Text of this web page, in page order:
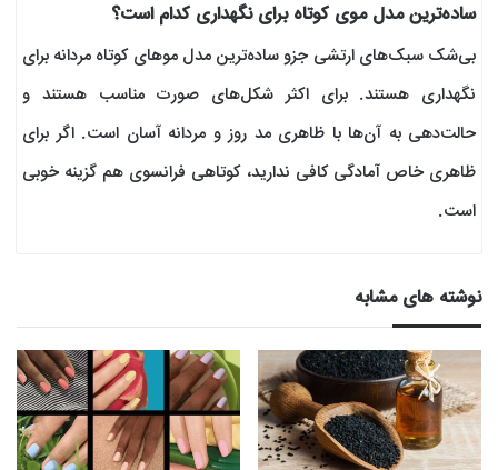
ساده‌ترین مدل موی کوتاه برای نگهداری کدام است؟
بی‌شک سبک‌های ارتشی جزو ساده‌ترین مدل موهای کوتاه مردانه برای
نگهداری هستند. برای اکثر شکل‌های صورت مناسب هستند و
حالت‌دهی به آن‌ها با ظاهری مد روز و مردانه آسان است. اگر برای
ظاهری خاص آمادگی کافی ندارید، کوتاهی فرانسوی هم گزینه خوبی
است.
نوشته های مشابه